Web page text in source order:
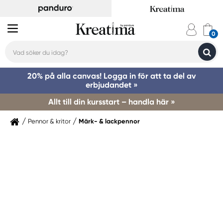
20% på alla canvas! Logga in för att ta del av
erbjudandet »
Allt till din kursstart – handla här »
Pennor & kritor Märk- & lackpennor